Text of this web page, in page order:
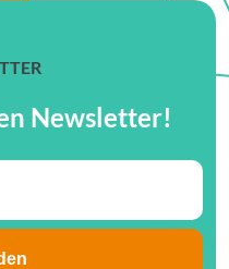
Newsletter!